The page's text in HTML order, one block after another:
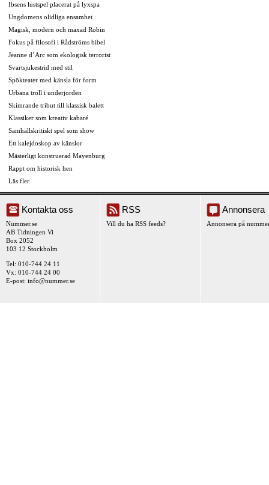
Ibsens lustspel placerat på lyxspa
Ungdomens olidliga ensamhet
Magisk, modern och maxad Robin
Fokus på filosofi i Rådströms bibel
Jeanne d’Arc som ekologisk terrorist
Svartsjukestrid med stil
Spökteater med känsla för form
Urbana troll i underjorden
Skimrande tribut till klassisk balett
Klassiker som kreativ kabaré
Samhällskritiskt spel som show
Ett kalejdoskop av känslor
Mästerligt konstruerad Mayenburg
Rappt om historisk hen
Läs fler
Kontakta oss
Nummer.se
AB Tidningen Vi
Box 2052
103 12 Stockholm
Tel: 010-744 24 11
Vx: 010-744 24 00
E-post: info@nummer.se
RSS
Vill du ha RSS feeds?
Annonsera
Annonsera på